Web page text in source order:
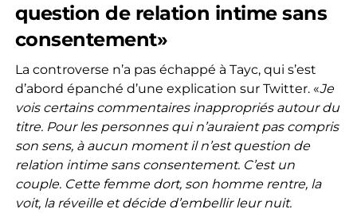
question de relation intime sans
consentement»
La controverse n’a pas échappé à Tayc, qui s’est
d’abord épanché d’une explication sur Twitter. «Je
vois certains commentaires inappropriés autour du
titre. Pour les personnes qui n’auraient pas compris
son sens, à aucun moment il n’est question de
relation intime sans consentement. C’est un
couple. Cette femme dort, son homme rentre, la
voit, la réveille et décide d’embellir leur nuit.